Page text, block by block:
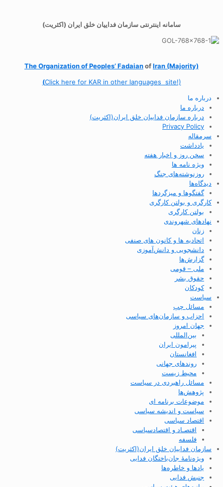
سامانه اینترنتی سازمان فداییان خلق ایران (اکثریت)
The Organization ofPeoples’ FadaianofIran (Majority)
(Click here for KAR in other languages site!)
درباره ما
درباره ما
درباره سازمان فداییان خلق ایران(اکثریت)
Privacy Policy
سرمقاله
یادداشت
سخن روز و اخبار هفته
ویژه نامه ها
روزنوشته‌های جنگ
دیدگاه‌ها
گفتگوها و میزگردها
کارگری و بولتن کارگری
بولتن کارگری
نهادهای شهروندی
زنان
اتحادیه ها و کانون های صنفی
دانشجویی و دانش‌آموزی
گزارش‌ها
ملی – قومی
حقوق بشر
کودکان
سیاست
مسائل چپ
احزاب و سازمان‌های سیاسی
جهان امروز
بین‌المللی
پیرامون ایران
افغانستان
روندهای جهانی
محیط زیست
مسائل راهبردی در سیاست
پژوهش‌ها
موضوعات برنامه ای
سیاست و اندیشه سیاسی
اقتصاد سیاسی
اقتصـاد و اقتصاد‌سیاسی
فلسفه
سازمان فداییان خلق ایران(اکثریت)
ویژه‌نامهٔ جان‌باختگان فدایی
یادها و خاطره‌ها
جنبش فدایی